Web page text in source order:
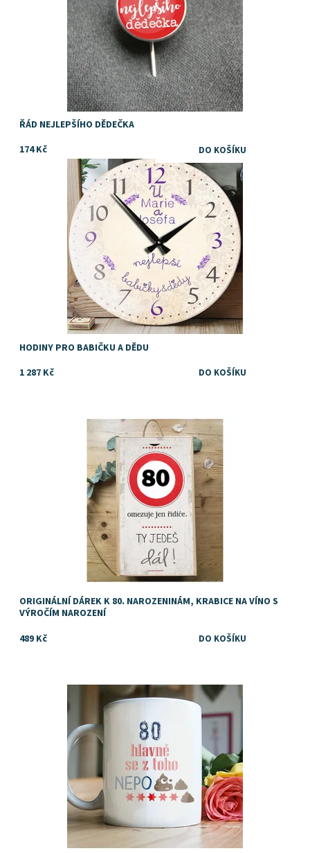
ŘÁD NEJLEPŠÍHO DĚDEČKA
174 Kč
Dostupnost:
Skladem
HODINY PRO BABIČKU A DĚDU
1 287 Kč
Skladem
DejDar
ORIGINÁLNÍ DÁREK K 80. NAROZENINÁM, KRABICE NA VÍNO S
VÝROČÍM NAROZENÍ
489 Kč
Dárek k narozeninám
Dostupnost:
Skladem